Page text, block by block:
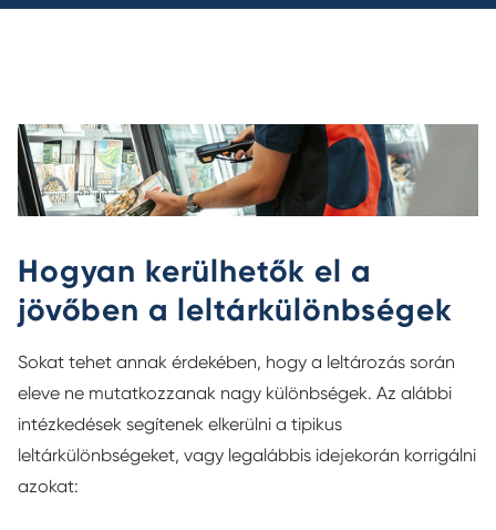
Hogyan kerülhetők el a
jövőben a leltárkülönbségek
Sokat tehet annak érdekében, hogy a leltározás során
eleve ne mutatkozzanak nagy különbségek. Az alábbi
intézkedések segítenek elkerülni a tipikus
leltárkülönbségeket, vagy legalábbis idejekorán korrigálni
azokat: